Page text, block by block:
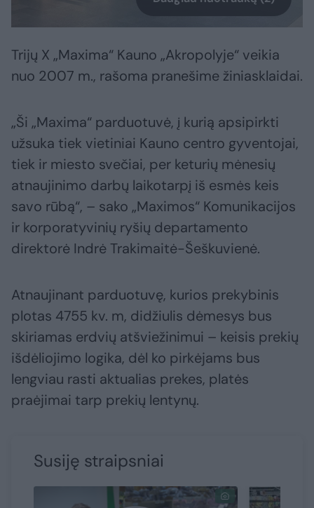
Trijų X „Maxima“ Kauno „Akropolyje“ veikia
nuo 2007 m., rašoma pranešime žiniasklaidai.
„Ši „Maxima“ parduotuvė, į kurią apsipirkti
užsuka tiek vietiniai Kauno centro gyventojai,
tiek ir miesto svečiai, per keturių mėnesių
atnaujinimo darbų laikotarpį iš esmės keis
savo rūbą“, – sako „Maximos“ Komunikacijos
ir korporatyvinių ryšių departamento
direktorė Indrė Trakimaitė-Šeškuvienė.
Atnaujinant parduotuvę, kurios prekybinis
plotas 4755 kv. m, didžiulis dėmesys bus
skiriamas erdvių atšviežinimui – keisis prekių
išdėliojimo logika, dėl ko pirkėjams bus
lengviau rasti aktualias prekes, platės
praėjimai tarp prekių lentynų.
Susiję straipsniai